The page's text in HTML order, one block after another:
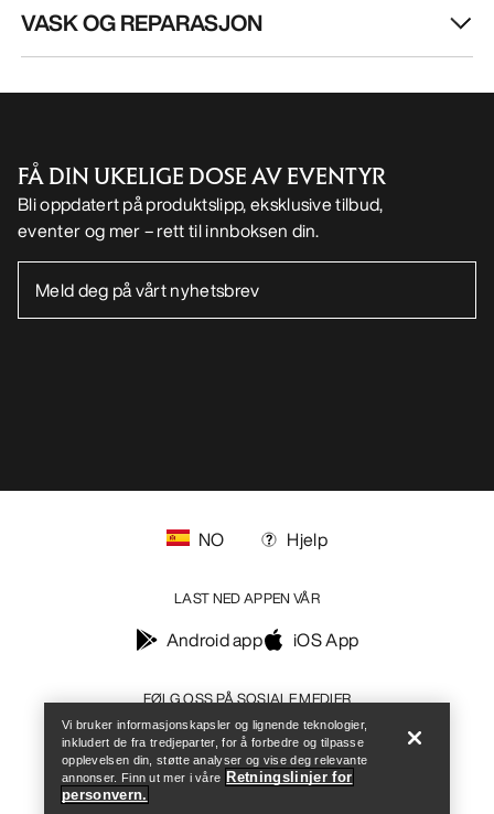
VASK OG REPARASJON
FÅ DIN UKELIGE DOSE AV EVENTYR
Bli oppdatert på produktslipp, eksklusive tilbud,
eventer og mer – rett til innboksen din.
FØLG OSS PÅ SOSIALE MEDIER
NO Hjelp
LAST NED APPEN VÅR
Android app iOS App
Informasjonskapsler
Vi bruker informasjonskapsler og lignende teknologier,
inkludert de fra tredjeparter, for å forbedre og tilpasse
opplevelsen din, støtte analyser og vise deg relevante
annonser. Finn ut mer i våre Retningslinjer for
personvern.